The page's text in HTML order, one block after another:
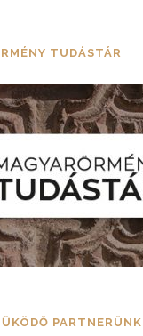
TUDÁSTÁR
PARTNERÜNK